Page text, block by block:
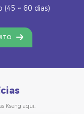
(45 ~ 60 dias)
Kseng aqui.